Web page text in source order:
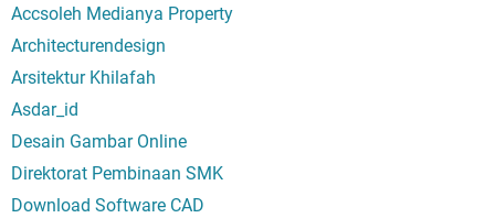
Accsoleh Medianya Property
Architecturendesign
Arsitektur Khilafah
Asdar_id
Desain Gambar Online
Direktorat Pembinaan SMK
Download Software CAD